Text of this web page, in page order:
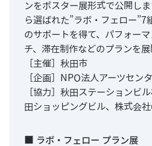
ンをポスター展形式で公開し
ら選ばれた”ラボ・フェロー”7
のサポートを得て、パフォー
チ、滞在制作などのプランを展
［主催］秋田市
［企画］NPO法人アーツセン
［協力］秋田ステーションビ
田ショッピングビル、株式会
■ ラボ・フェロー プラン展